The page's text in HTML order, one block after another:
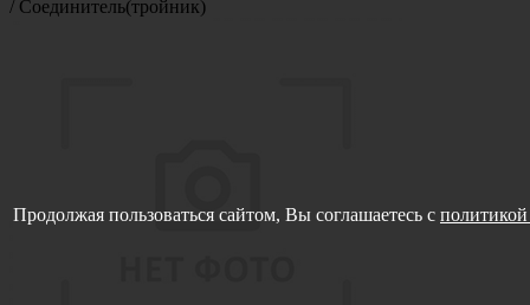
/ Соединитель(тройник)
Продолжая пользоваться сайтом, Вы соглашаетесь с